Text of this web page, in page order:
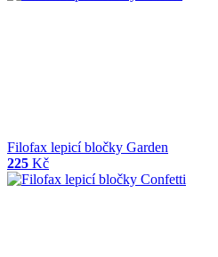
Filofax lepicí bločky Garden
225 Kč